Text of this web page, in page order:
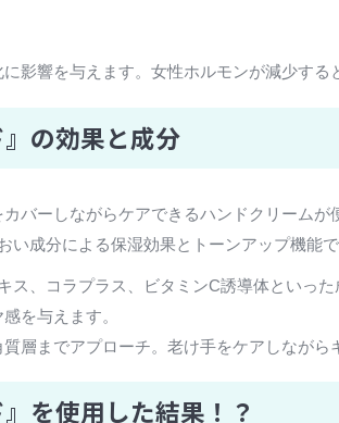
影響を与えます。女性ホルモンが減少す
』の効果と成分
バーしながらケアできるハンドクリーム
い成分による保湿効果とトーンアップ機
ス、コラプラス、ビタミンC誘導体といっ
を与えます。
層までアプローチ。老け手をケアしなが
』を使用した結果！？